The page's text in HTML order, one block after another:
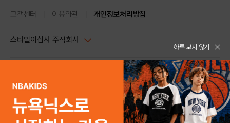
고객센터 이용약관 개인정보처리방침
스타일이십사 주식회사
주소 : 서울시 강남구 논현로 633, 6층 (논현동, 한세엠케이빌딩)
사업자등록번호 : 116-81-32499
통신판매업신고번호 : 제 2024-서울강남-04239
스타일24 고객센터 1544-5336
평일 09:00~ 18:00 (토/일/공휴일 휴무)
help Email : help@style24.com
COPYRIGHTⓒ2021 STYLE24 ALL RIGHTS RESERVED.
하루 보지 않기